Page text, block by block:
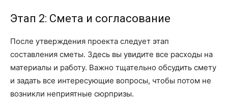
Этап 2: Смета и согласование
После утверждения проекта следует этап
составления сметы. Здесь вы увидите все расходы на
материалы и работу. Важно тщательно обсудить смету
и задать все интересующие вопросы, чтобы потом не
возникли неприятные сюрпризы.